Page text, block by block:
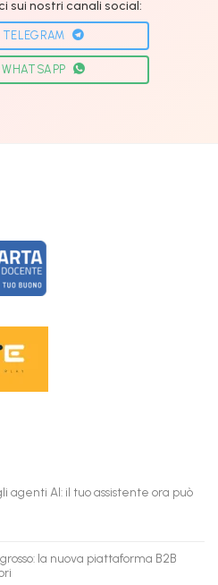
sui nostri canali social:
agenti AI: il tuo assistente ora può
la nuova piattaforma B2B